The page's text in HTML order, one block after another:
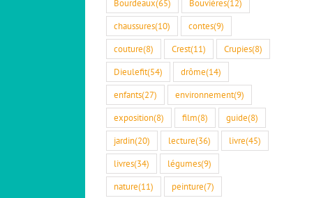
Bourdeaux(65) Bouvières(12)
chaussures(10) contes(9)
couture(8) Crest(11) Crupies(8)
Dieulefit(54) drôme(14)
enfants(27) environnement(9)
exposition(8) film(8) guide(8)
jardin(20) lecture(36) livre(45)
livres(34) légumes(9)
nature(11) peinture(7)